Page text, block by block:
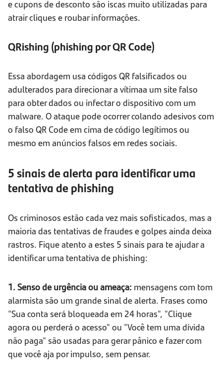
e cupons de desconto são iscas muito utilizadas para
atrair cliques e roubar informações.
QRishing (phishing porQR Code)
Essa abordagem usa códigos QR falsificados ou
adulterados para direcionar a vítimaa um site falso
para obter dados ou infectar o dispositivo com um
malware. O ataque pode ocorrer colando adesivos com
o falso QR Code em cima de código legítimos ou
mesmo em anúncios falsos em redes sociais.
5 sinais de alerta para identificar uma
tentativa de phishing
Os criminosos estão cada vez mais sofisticados, mas a
maioria das tentativas de fraudes e golpes ainda deixa
rastros. Fique atento a estes 5 sinais para te ajudar a
identificar uma tentativa de phishing:
1. Senso de urgência ou ameaça: mensagens com tom
alarmista são um grande sinal de alerta. Frases como
"Sua conta será bloqueada em 24 horas", "Clique
agora ou perderá o acesso" ou "Você tem uma dívida
não paga" são usadas para gerar pânico e fazer com
que você aja por impulso, sem pensar.